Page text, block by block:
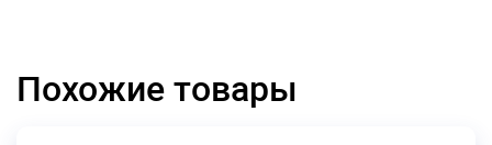
Похожие товары